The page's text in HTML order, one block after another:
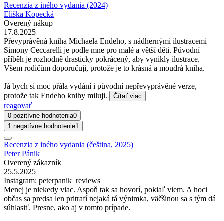
Recenzia z iného vydania (2024)
Eliška Kopecká
Overený nákup
17.8.2025
Převyprávěná kniha Michaela Endeho, s nádhernými ilustracemi
Simony Ceccarelli je podle mne pro malé a větší děti. Původní
příběh je rozhodně drasticky pokrácený, aby vynikly ilustrace.
Všem rodičům doporučuji, protože je to krásná a moudrá kniha.
Já bych si moc přála vydání i původní nepřevyprávěné verze,
protože tak Endeho knihy miluji.
Čítať viac
reagovať
0 pozitívne hodnotenia0
1 negatívne hodnotenie1
Recenzia z iného vydania (čeština, 2025)
Peter Pánik
Overený zákazník
25.5.2025
Instagram: peterpanik_reviews
Menej je niekedy viac. Aspoň tak sa hovorí, pokiaľ viem. A hoci
občas sa predsa len pritrafí nejaká tá výnimka, väčšinou sa s tým dá
súhlasiť. Presne, ako aj v tomto prípade.